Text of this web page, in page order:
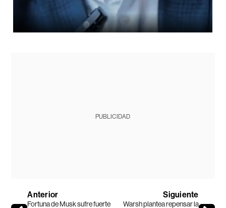
PUBLICIDAD
Anterior
Fortuna de Musk sufre fuerte
Siguiente
Warsh plantea repensar la